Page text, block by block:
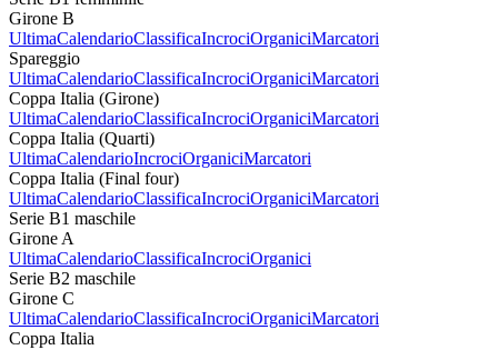
Girone B
UltimaCalendarioClassificaIncrociOrganiciMarcatori
Spareggio
UltimaCalendarioClassificaIncrociOrganiciMarcatori
Coppa Italia (Girone)
UltimaCalendarioClassificaIncrociOrganiciMarcatori
Coppa Italia (Quarti)
UltimaCalendarioIncrociOrganiciMarcatori
Coppa Italia (Final four)
UltimaCalendarioClassificaIncrociOrganiciMarcatori
Serie B1 maschile
Girone A
UltimaCalendarioClassificaIncrociOrganici
Serie B2 maschile
Girone C
UltimaCalendarioClassificaIncrociOrganiciMarcatori
Coppa Italia